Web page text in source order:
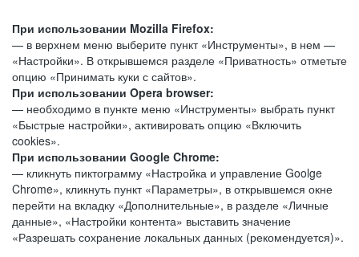
При использовании Mozilla Firefox:
— в верхнем меню выберите пункт «Инструменты», в нем —
«Настройки». В открывшемся разделе «Приватность» отметьте
опцию «Принимать куки с сайтов».
При использовании Opera browser:
— необходимо в пункте меню «Инструменты» выбрать пункт
«Быстрые настройки», активировать опцию «Включить
cookies».
При использовании Google Chrome:
— кликнуть пиктограмму «Настройка и управление Goolge
Chrome», кликнуть пункт «Параметры», в открывшемся окне
перейти на вкладку «Дополнительные», в разделе «Личные
данные», «Настройки контента» выставить значение
«Разрешать сохранение локальных данных (рекомендуется)».